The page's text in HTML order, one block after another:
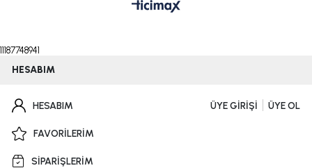
11187748941
HESABIM
HESABIM ÜYE GİRİŞİ ÜYE OL
FAVORİLERİM
SİPARİŞLERİM